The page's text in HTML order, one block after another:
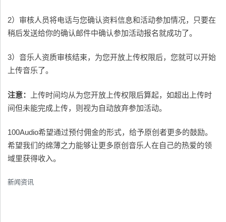
2）审核人员将电话与您确认资料信息和活动参加情况，只要在
稍后发送给你的确认邮件中确认参加活动报名就成功了。
3）音乐人资质审核结束，为您开放上传权限后，您就可以开始
上传音乐了。
注意：
上传时间均从为您开放上传权限后算起，如超出上传时
间但未能完成上传，则视为自动放弃参加活动。
100Audio希望通过预付佣金的形式，给予原创者更多的鼓励。
希望我们的绵薄之力能够让更多原创音乐人在自己的热爱的领
域里获得收入。
新闻资讯